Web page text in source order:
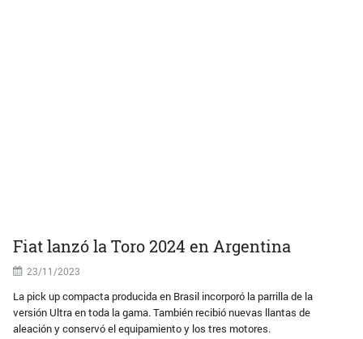
Fiat lanzó la Toro 2024 en Argentina
23/11/2023
La pick up compacta producida en Brasil incorporó la parrilla de la
versión Ultra en toda la gama. También recibió nuevas llantas de
aleación y conservó el equipamiento y los tres motores.